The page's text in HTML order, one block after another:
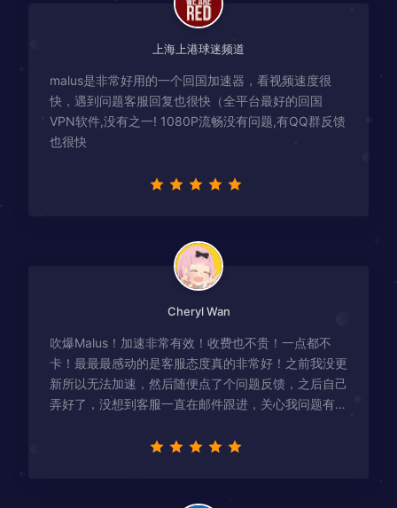
上海上港球迷频道
malus是非常好用的一个回国加速器，看视频速度很
快，遇到问题客服回复也很快（全平台最好的回国
VPN软件,没有之一! 1080P流畅没有问题,有QQ群反馈
也很快
Cheryl Wan
吹爆Malus！加速非常有效！收费也不贵！一点都不
卡！最最最感动的是客服态度真的非常好！之前我没更
新所以无法加速，然后随便点了个问题反馈，之后自己
弄好了，没想到客服一直在邮件跟进，关心我问题有没